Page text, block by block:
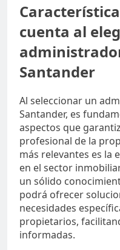
cuenta al
Santander
Al seleccionar un
Santander, es
aspectos que
profesional de la
más relevantes es la
en el sector
un sólido
podrá ofrecer
necesidades
propietarios,
informadas.